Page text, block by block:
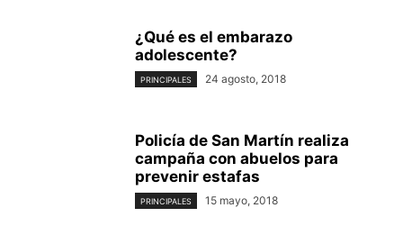
¿Qué es el embarazo
adolescente?
PRINCIPALES 24 agosto, 2018
Policía de San Martín realiza
campaña con abuelos para
prevenir estafas
PRINCIPALES 15 mayo, 2018